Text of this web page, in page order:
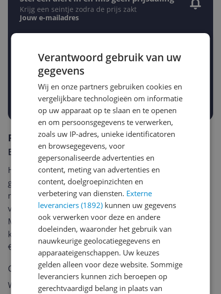
Krijg een seintje zodra de prijs zakt
Jouw e-mailadres
Gewenste daling of bedrag
-5% -10%
Prijsalert aanzetten
Reviews
Er zijn nog geen reviews geschreven
Heb jij dit product in bezit en wil je graag je mening
geven? Start dan hieronder met het schrijven van je
review. Afhankelijk van de details duurt het schrijven
van een review gemiddeld tussen de 3 en 10 minuten.
Met jouw mening help je andere bezoekers een betere
keuze te maken én maak je iedere maand kans op
€250,-!
Klik hier voor de actievoorwaarden.
Cijfer
Welk cijfer geef jij dit product?
Verantwoord gebruik van uw
gegevens
Wij en onze partners gebruiken cookies en
vergelijkbare technologieën om informatie
op uw apparaat op te slaan en te openen
en om persoonsgegevens te verwerken,
zoals uw IP-adres, unieke identificatoren
en browsegegevens, voor
gepersonaliseerde advertenties en
content, meting van advertenties en
content, doelgroepinzichten en
verbetering van diensten. Externe
leveranciers (1892) kunnen uw gegevens
ook verwerken voor deze en andere
doeleinden, waaronder het gebruik van
nauwkeurige geolocatiegegevens en
apparaateigenschappen. Uw keuzes
gelden alleen voor deze website. Sommige
leveranciers kunnen zich beroepen op
gerechtvaardigd belang in plaats van